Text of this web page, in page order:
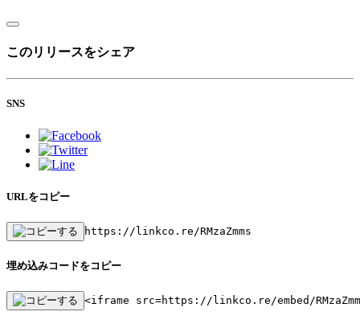
このリリースをシェア
SNS
URLをコピー
https://linkco.re/RMzaZmms
埋め込みコードをコピー
<iframe src=https://linkco.re/embed/